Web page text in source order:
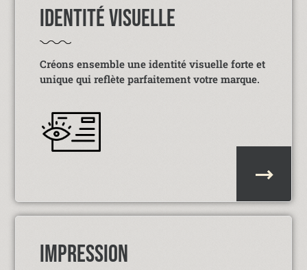
IDENTITÉ VISUELLE
Créons ensemble une identité visuelle forte et
unique qui reflète parfaitement votre marque.
IMPRESSION